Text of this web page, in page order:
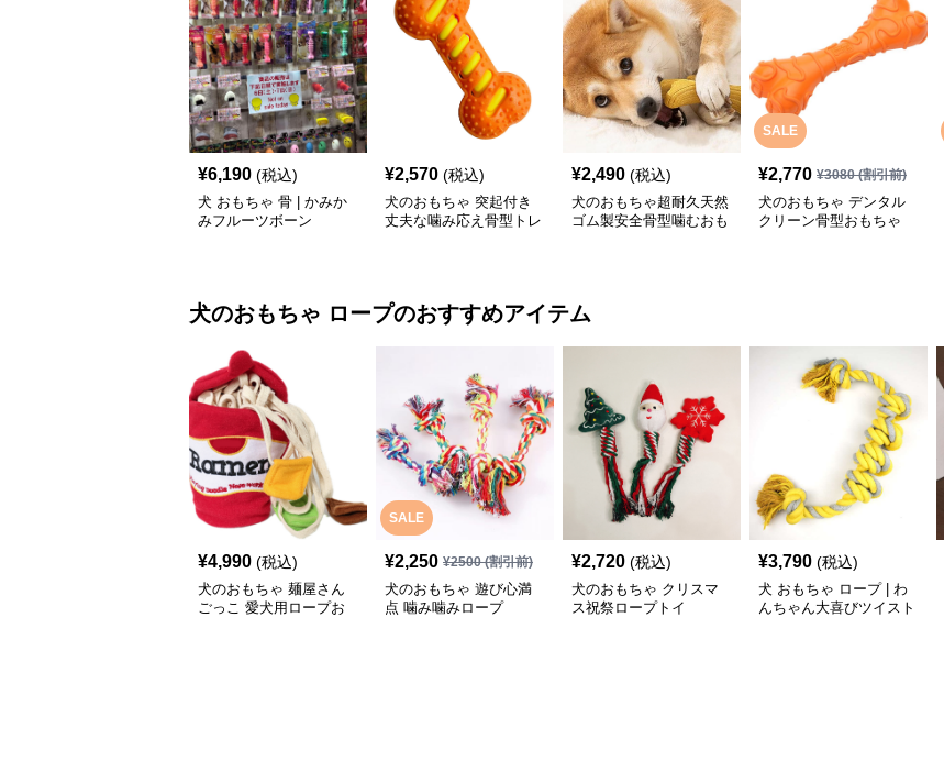
¥6,190 (税込)
犬 おもちゃ 骨 | かみか
みフルーツボーン
¥2,570 (税込)
犬のおもちゃ 突起付き
丈夫な噛み応え骨型トレ
¥2,490 (税込)
犬のおもちゃ超耐久天然
ゴム製安全骨型噛むおも
SALE
¥2,770 ¥3080(割引前)
犬のおもちゃ デンタル
クリーン骨型おもちゃ
犬のおもちゃ ロープのおすすめアイテム
¥4,990 (税込)
犬のおもちゃ 麺屋さん
ごっこ 愛犬用ロープお
SALE
¥2,250 ¥2500(割引前)
犬のおもちゃ 遊び心満
点 噛み噛みロープ
¥2,720 (税込)
犬のおもちゃ クリスマ
ス祝祭ロープトイ
¥3,790 (税込)
犬 おもちゃ ロープ | わ
んちゃん大喜びツイスト